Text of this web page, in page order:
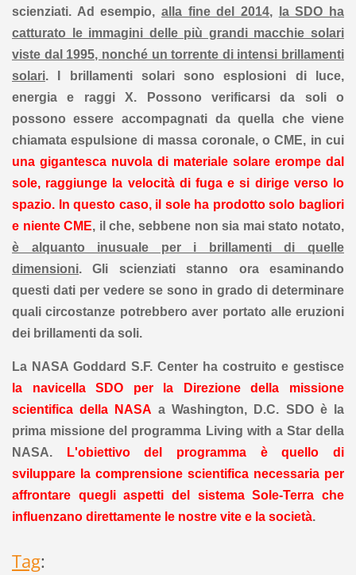
scienziati. Ad esempio, alla fine del 2014,
la SDO ha
catturato le immagini delle più grandi macchie solari
viste dal 1995, nonché un torrente di intensi brillamenti
solari. I brillamenti solari sono esplosioni di luce,
energia e raggi X. Possono verificarsi da soli o
possono essere accompagnati da quella che viene
chiamata espulsione di massa coronale, o CME, in cui
una gigantesca nuvola di materiale solare erompe dal
sole, raggiunge la velocità di fuga e si dirige verso lo
spazio. In questo caso, il sole ha prodotto solo bagliori
e niente CME, il che, sebbene non sia mai stato notato,
è alquanto inusuale per i brillamenti di quelle
dimensioni. Gli scienziati stanno ora esaminando
questi dati per vedere se sono in grado di determinare
quali circostanze potrebbero aver portato alle eruzioni
dei brillamenti da soli.
La NASA Goddard S.F. Center ha costruito e gestisce
la navicella SDO per la Direzione della missione
scientifica della NASA a Washington, D.C. SDO è la
prima missione del programma Living with a Star della
NASA.
L'obiettivo del programma è quello di
sviluppare la comprensione scientifica necessaria per
affrontare quegli aspetti del sistema Sole-Terra che
influenzano direttamente le nostre vite e la società.
Tag: